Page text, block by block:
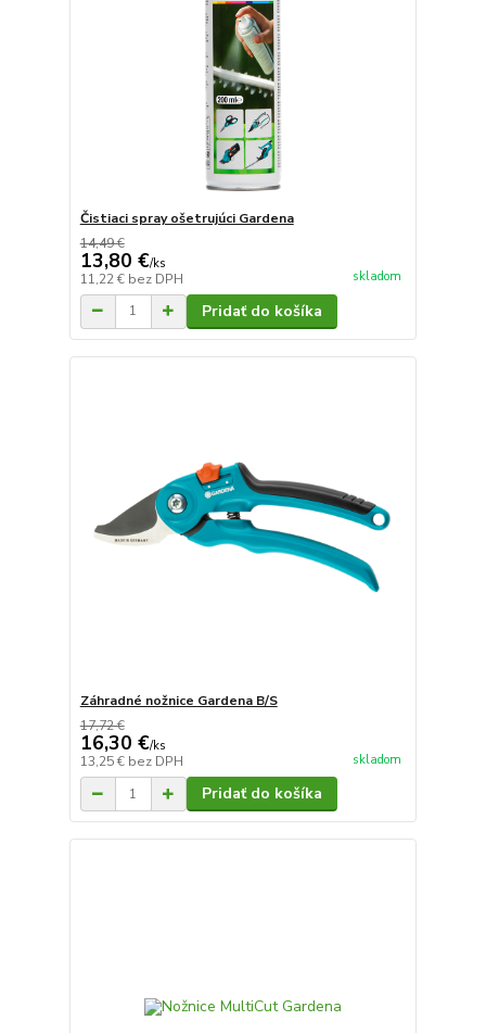
Čistiaci spray ošetrujúci Gardena
14,49 €
13,80 €/ks
11,22 € bez DPH skladom
Pridať do košíka
Záhradné nožnice Gardena B/S
17,72 €
16,30 €/ks
13,25 € bez DPH skladom
Pridať do košíka